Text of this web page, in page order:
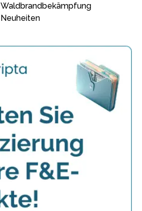
Waldbrandbekämpfung
Neuheiten